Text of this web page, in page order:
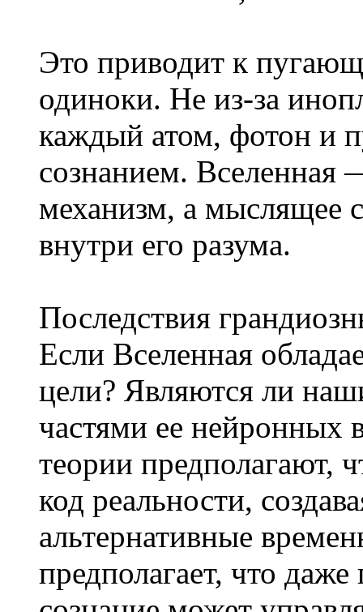
Это приводит к
одиноки. Не из-за
каждый атом, фотон и
сознанием. Вселенная
механизм, а мыслящее
внутри его разума.
Последствия
Если Вселенная
цели? Являются ли
частями ее нейронных
теории предполагают,
код реальности,
альтернативные
предполагает, что